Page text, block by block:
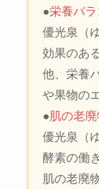
●栄養バラ
優光泉（
効果のあ
他、栄養
や果物の
●肌の老
優光泉（
酵素の働
肌の老廃